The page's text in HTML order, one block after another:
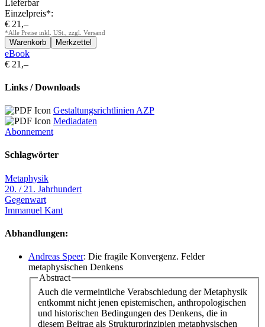
Lieferbar
Einzelpreis*:
€ 21,–
*Alle Preise inkl. USt., zzgl. Versand
eBook
€ 21,–
Links / Downloads
Gestaltungsrichtlinien AZP
Mediadaten
Abonnement
Schlagwörter
Metaphysik
20. / 21. Jahrhundert
Gegenwart
Immanuel Kant
Abhandlungen:
Andreas Speer: Die fragile Konvergenz. Felder
metaphysischen Denkens
Abstract
Auch die vermeintliche Verabschiedung der Metaphysik
entkommt nicht jenen epistemischen, anthropologischen
und historischen Bedingungen des Denkens, die in
diesem Beitrag als Strukturprinzipien metaphysischen